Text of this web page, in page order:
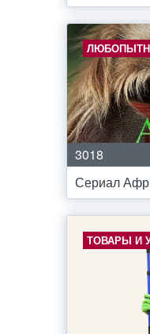
3018
Сериал
ТОВАРЫ И